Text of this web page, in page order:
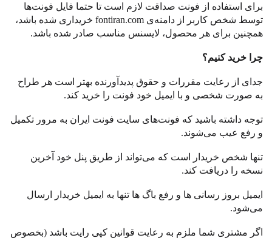
برای استفاده از ‌فونت صداقت لازم است تا حتما فایل فونتها
توسط شخص کاربر از دامنهی fontiran.com خریداری شده باشد،
همچنین برای هر محصول، لایسنس مناسب صادر شده باشد.
چرا خرید کنیم؟
جدای از رعایت مقررات و حقوق پدیدآورنده بهتر است هر طراح
به صورت شخصی و با ایمیل خود فونت را خرید کند.
توجه داشته باشید که فونتهای سایت فونت ایران به مرور تکمیل
و رفع عیب میشوند.
تنها شخص خریدار است که میتواند از طریق پنل خود آخرین
نسخه را دریافت کند.
ایمیل بروز رسانی ها و رفع باگ ها تنها به ایمیل خریدار ارسال
میشود.
اگر مشتری شما ملزم به رعایت قوانین کپی رایت باشد (بخصوص